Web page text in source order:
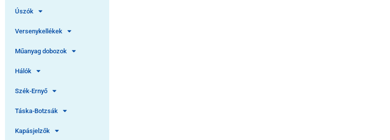
Úszók
Versenykellékek
Műanyag dobozok
Hálók
Szék-Ernyő
Táska-Botzsák
Kapásjelzők